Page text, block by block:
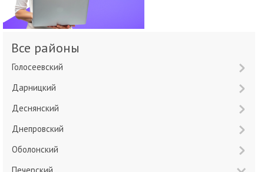
Все районы
Голосеевский
Дарницкий
Деснянский
Днепровский
Оболонский